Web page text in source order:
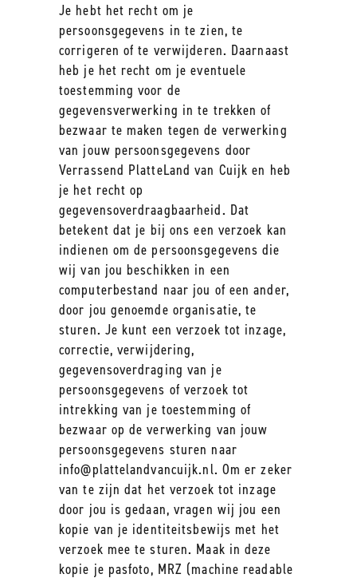
Je hebt het recht om je
persoonsgegevens in te zien, te
corrigeren of te verwijderen. Daarnaast
heb je het recht om je eventuele
toestemming voor de
gegevensverwerking in te trekken of
bezwaar te maken tegen de verwerking
van jouw persoonsgegevens door
Verrassend PlatteLand van Cuijk en heb
je het recht op
gegevensoverdraagbaarheid. Dat
betekent dat je bij ons een verzoek kan
indienen om de persoonsgegevens die
wij van jou beschikken in een
computerbestand naar jou of een ander,
door jou genoemde organisatie, te
sturen. Je kunt een verzoek tot inzage,
correctie, verwijdering,
gegevensoverdraging van je
persoonsgegevens of verzoek tot
intrekking van je toestemming of
bezwaar op de verwerking van jouw
persoonsgegevens sturen naar
info@plattelandvancuijk.nl. Om er zeker
van te zijn dat het verzoek tot inzage
door jou is gedaan, vragen wij jou een
kopie van je identiteitsbewijs met het
verzoek mee te sturen. Maak in deze
kopie je pasfoto, MRZ (machine readable